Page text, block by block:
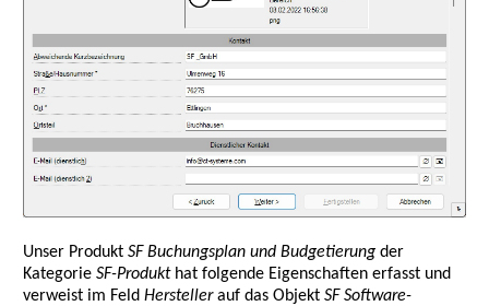
Unser Produkt SF Buchungsplan und Budgetierungder
Kategorie SF-Produkthat folgende Eigenschaften erfasst und
verweist im Feld Herstellerauf das Objekt SF Software-